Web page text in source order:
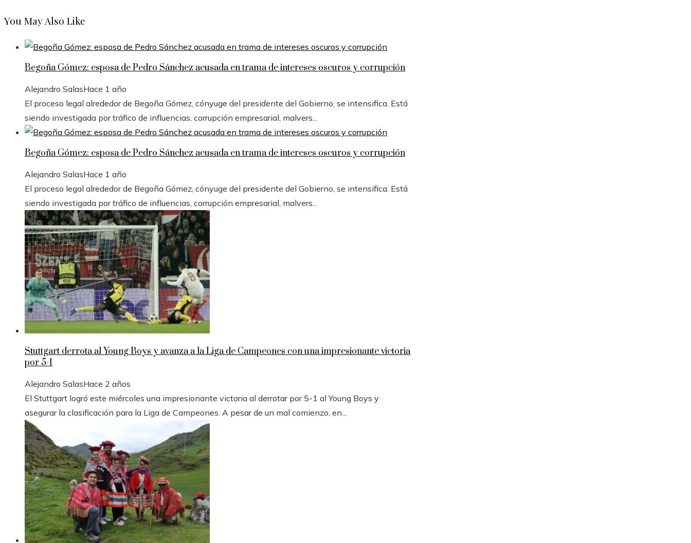
You May Also Like
Begoña Gómez: esposa de Pedro Sánchez acusada en trama de intereses oscuros y corrupción
Alejandro SalasHace 1 año
El proceso legal alrededor de Begoña Gómez, cónyuge del presidente del Gobierno, se intensifica. Está
siendo investigada por tráfico de influencias, corrupción empresarial, malvers...
Begoña Gómez: esposa de Pedro Sánchez acusada en trama de intereses oscuros y corrupción
Alejandro SalasHace 1 año
El proceso legal alrededor de Begoña Gómez, cónyuge del presidente del Gobierno, se intensifica. Está
siendo investigada por tráfico de influencias, corrupción empresarial, malvers...
Stuttgart derrota al Young Boys y avanza a la Liga de Campeones con una impresionante victoria
por 5-1
Alejandro SalasHace 2 años
El Stuttgart logró este miércoles una impresionante victoria al derrotar por 5-1 al Young Boys y
asegurar la clasificación para la Liga de Campeones. A pesar de un mal comienzo, en...